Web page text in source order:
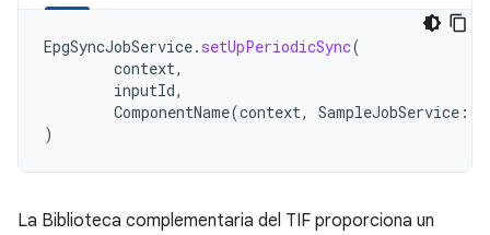
EpgSyncJobService. setUpPeriodicSync(
context,
inputId,
ComponentName(context, SampleJobService ::
)
La Biblioteca complementaria del TIF proporciona un